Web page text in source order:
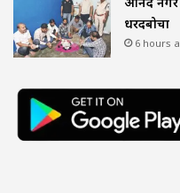
धरदबोचा
6 hours